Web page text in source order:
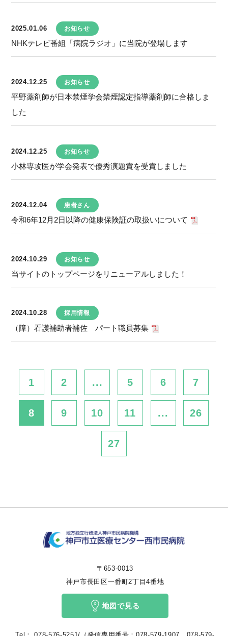
2025.01.06 お知らせ
NHKテレビ番組「病院ラジオ」に当院が登場します
2024.12.25 お知らせ
平野薬剤師が日本禁煙学会禁煙認定指導薬剤師に合格しま
した
2024.12.25 お知らせ
小林専攻医が学会発表で優秀演題賞を受賞しました
2024.12.04 患者さん
令和6年12月2日以降の健康保険証の取扱いについて
2024.10.29 お知らせ
当サイトのトップページをリニューアルしました！
2024.10.28 採用情報
（障）看護補助者補佐 パート職員募集
1 2 ... 5 6 7
8 9 10 11 ... 26
27
〒653-0013
神戸市長田区一番町2丁目4番地
地図で見る